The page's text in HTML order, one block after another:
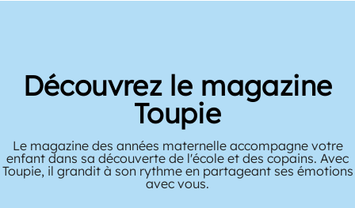
Découvrez le magazine
Toupie
Le magazine des années maternelle accompagne votre
enfant dans sa découverte de l'école et des copains. Avec
Toupie, il grandit à son rythme en partageant ses émotions
avec vous.